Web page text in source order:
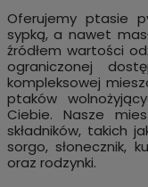
Oferujemy ptasie
sypką, a nawet
źródłem wartości
ograniczonej
kompleksowej
ptaków
Ciebie. Nasze
składników, takich
sorgo, słonecznik,
oraz rodzynki.